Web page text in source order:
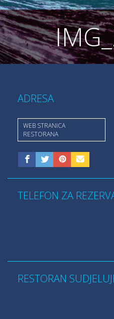
ADRESA
WEB STRANICA
RESTORANA
TELEFON ZA
RESTORAN